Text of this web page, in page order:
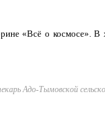
«Всё о космосе».
Адо-Тымовской